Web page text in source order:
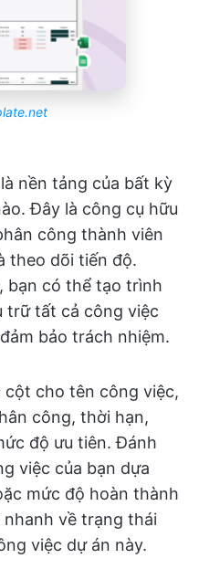
nền tảng của bất kỳ
Đây là công cụ hữu
công thành viên
theo dõi tiến độ.
bạn có thể tạo trình
trữ tất cả công việc
bảo trách nhiệm.
cho tên công việc,
công, thời hạn,
độ ưu tiên. Đánh
việc của bạn dựa
mức độ hoàn thành
về trạng thái
việc dự án này.